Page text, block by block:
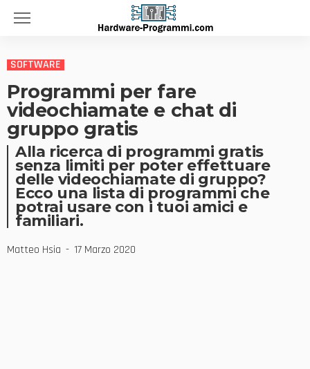
SOFTWARE
Programmi per fare
videochiamate e chat di
gruppo gratis
Alla ricerca di programmi gratis
senza limiti per poter effettuare
delle videochiamate di gruppo?
Ecco una lista di programmi che
potrai usare con i tuoi amici e
familiari.
Matteo Hsia 17 Marzo 2020